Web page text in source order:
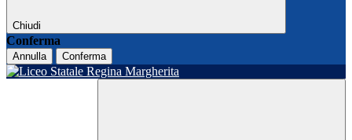
Chiudi
Conferma
Annulla Conferma